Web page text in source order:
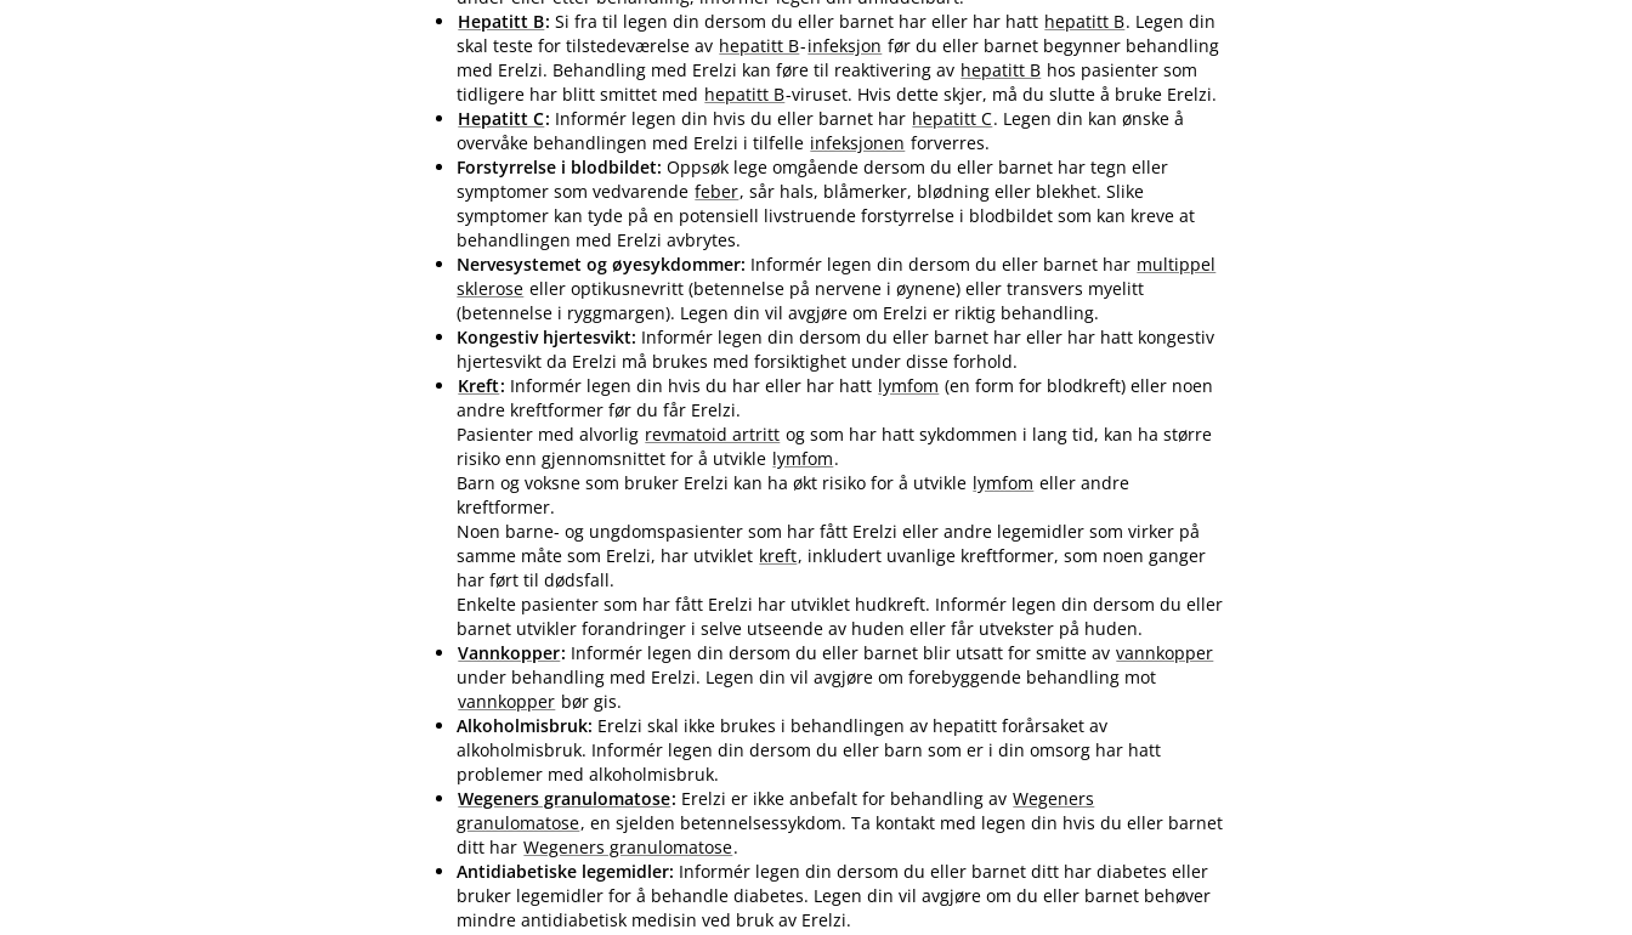
Hepatitt B:Si fra til legen din dersom du eller barnet har eller har hatt hepatitt B. Legen din
skal teste for tilstedeværelse av hepatitt B-infeksjon før du eller barnet begynner behandling
med Erelzi. Behandling med Erelzi kan føre til reaktivering av hepatitt B hos pasienter som
tidligere har blitt smittet med hepatitt B-viruset. Hvis dette skjer, må du slutte å bruke Erelzi.
Hepatitt C: Informér legen din hvis du eller barnet har hepatitt C. Legen din kan ønske å
overvåke behandlingen med Erelzi i tilfelle infeksjonen forverres.
Forstyrrelse i blodbildet:Oppsøk lege omgående dersom du eller barnet har tegn eller
symptomer som vedvarende feber, sår hals, blåmerker, blødning eller blekhet. Slike
symptomer kan tyde på en potensiell livstruende forstyrrelse i blodbildet som kan kreve at
behandlingen med Erelzi avbrytes.
Nervesystemet og øyesykdommer: Informér legen din dersom du eller barnet har multippel
sklerose eller optikusnevritt (betennelse på nervene i øynene) eller transvers myelitt
(betennelse i ryggmargen). Legen din vil avgjøre om Erelzi er riktig behandling.
Kongestiv hjertesvikt: Informér legen din dersom du eller barnet har eller har hatt kongestiv
hjertesvikt da Erelzi må brukes med forsiktighet under disse forhold.
Kreft: Informér legen din hvis du har eller har hatt lymfom (en form for blodkreft) eller noen
andre kreftformer før du får Erelzi.
Pasienter med alvorlig revmatoid artritt og som har hatt sykdommen i lang tid, kan ha større
risiko enn gjennomsnittet for å utvikle lymfom.
Barn og voksne som bruker Erelzi kan ha økt risiko for å utvikle lymfom eller andre
kreftformer.
Noen barne- og ungdomspasienter som har fått Erelzi eller andre legemidler som virker på
samme måte som Erelzi, har utviklet kreft, inkludert uvanlige kreftformer, som noen ganger
har ført til dødsfall.
Enkelte pasienter som har fått Erelzi har utviklet hudkreft. Informér legen din dersom du eller
barnet utvikler forandringer i selve utseende av huden eller får utvekster på huden.
Vannkopper: Informér legen din dersom du eller barnet blir utsatt for smitte av vannkopper
under behandling med Erelzi. Legen din vil avgjøre om forebyggende behandling mot
vannkopper bør gis.
Alkoholmisbruk: Erelzi skal ikke brukes i behandlingen av hepatitt forårsaket av
alkoholmisbruk. Informér legen din dersom du eller barn som er i din omsorg har hatt
problemer med alkoholmisbruk.
Wegeners granulomatose: Erelzi er ikke anbefalt for behandling av Wegeners
granulomatose, en sjelden betennelsessykdom. Ta kontakt med legen din hvis du eller barnet
ditt har Wegeners granulomatose.
Antidiabetiske legemidler: Informér legen din dersom du eller barnet ditt har diabetes eller
bruker legemidler for å behandle diabetes. Legen din vil avgjøre om du eller barnet behøver
mindre antidiabetisk medisin ved bruk av Erelzi.